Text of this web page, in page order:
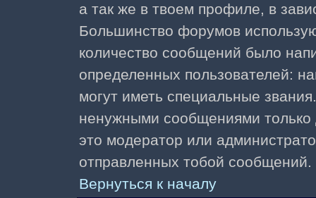
а так же в твоем профиле, в
Большинство форумов
количество сообщений было
определенных пользователей:
могут иметь специальные
ненужными сообщениями только
это модератор или
отправленных тобой сообщений.
Вернуться к началу